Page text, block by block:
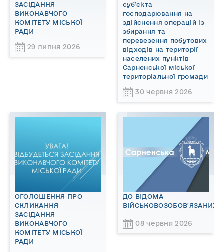
ЗАСІДАННЯ
ВИКОНАВЧОГО
КОМІТЕТУ МІСЬКОЇ
РАДИ
29 липня 2026
суб’єкта
господарювання на
здійснення операцій із
збирання та
перевезення побутових
відходів на території
населених пунктів
Сарненської міської
територіальної громади
30 червня 2026
ОГОЛОШЕННЯ ПРО
СКЛИКАННЯ
ЗАСІДАННЯ
ВИКОНАВЧОГО
КОМІТЕТУ МІСЬКОЇ
РАДИ
ДО ВІДОМА
ВІЙСЬКОВОЗОБОВ'ЯЗАНИХ!
08 червня 2026